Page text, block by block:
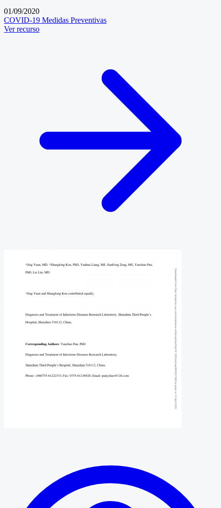
01/09/2020
COVID-19 Medidas Preventivas
Ver recurso